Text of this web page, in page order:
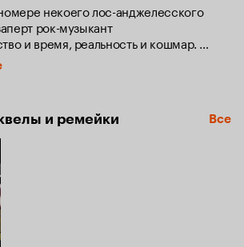
некоего лос-анджелесского
рок-музыкант
и время, реальность и кошмар.
— его чувства, мысли,
и ремейки Все